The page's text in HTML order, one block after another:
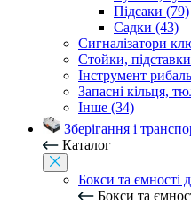
Підсаки (79)
Садки (43)
Сигналізатори
Стойки,
Інструмент
Запасні кільця,
Інше (34)
Зберігання і
Каталог
Бокси та ємності
Бокси та